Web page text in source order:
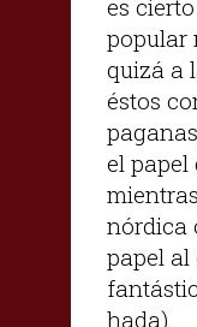
es
popular
quizá a
éstos
el papel
nórdica
papel
hada).